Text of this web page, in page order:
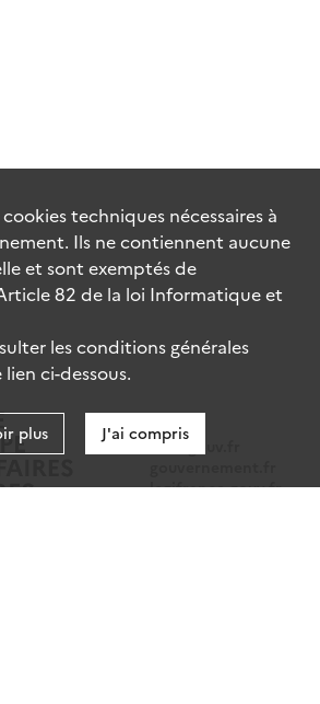
data.gouv.fr
legifrance.gouv.fr
cookiestechniques nécessaires à
Ils ne contiennent aucune
et sont exemptés de
82 de la loi Informatique et
les conditions générales
ci-dessous.
plus J'ai compris